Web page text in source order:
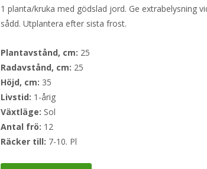
1 planta/kruka med gödslad jord. Ge extrabelysning
sådd. Utplantera efter sista frost.
Plantavstånd, cm: 25
Radavstånd, cm: 25
Höjd, cm: 35
Livstid: 1-årig
Växtläge: Sol
Antal frö: 12
Räcker till: 7-10. Pl